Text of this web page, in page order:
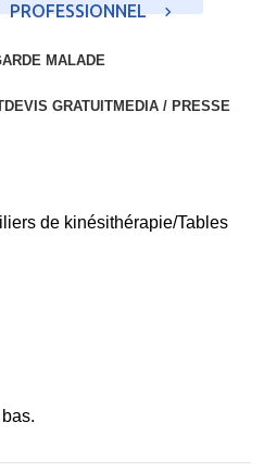
PROFESSIONNEL
MALADE
DEVIS GRATUITMEDIA / PRESSE
de kinésithérapie Tables